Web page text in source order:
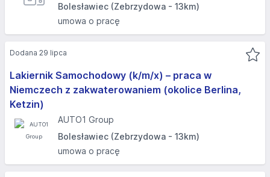
Bolesławiec (Zebrzydowa - 13km)
umowa o pracę
Lakiernik Samochodowy (k/m/x) – praca w
Niemczech z zakwaterowaniem (okolice Berlina,
Ketzin)
AUTO1 Group
Bolesławiec (Zebrzydowa - 13km)
umowa o pracę
Dodana 29 lipca